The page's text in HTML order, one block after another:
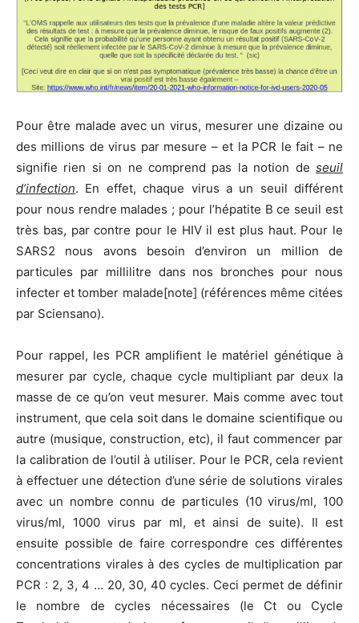
Pour être malade avec un virus, mesurer une dizaine ou
des millions de virus par mesure – et la PCR le fait – ne
signifie rien si on ne comprend pas la notion de seuil
d’infection. En effet, chaque virus a un seuil différent
pour nous rendre malades ; pour l’hépatite B ce seuil est
très bas, par contre pour le HIV il est plus haut. Pour le
SARS2 nous avons besoin d’environ un million de
particules par millilitre dans nos bronches pour nous
infecter et tomber malade[note] (références même citées
par Sciensano).
Pour rappel, les PCR amplifient le matériel génétique à
mesurer par cycle, chaque cycle multipliant par deux la
masse de ce qu’on veut mesurer. Mais comme avec tout
instrument, que cela soit dans le domaine scientifique ou
autre (musique, construction, etc), il faut commencer par
la calibration de l’outil à utiliser. Pour le PCR, cela revient
à effectuer une détection d’une série de solutions virales
avec un nombre connu de particules (10 virus/ml, 100
virus/ml, 1000 virus par ml, et ainsi de suite). Il est
ensuite possible de faire correspondre ces différentes
concentrations virales à des cycles de multiplication par
PCR : 2, 3, 4 … 20, 30, 40 cycles. Ceci permet de définir
le nombre de cycles nécessaires (le Ct ou Cycle